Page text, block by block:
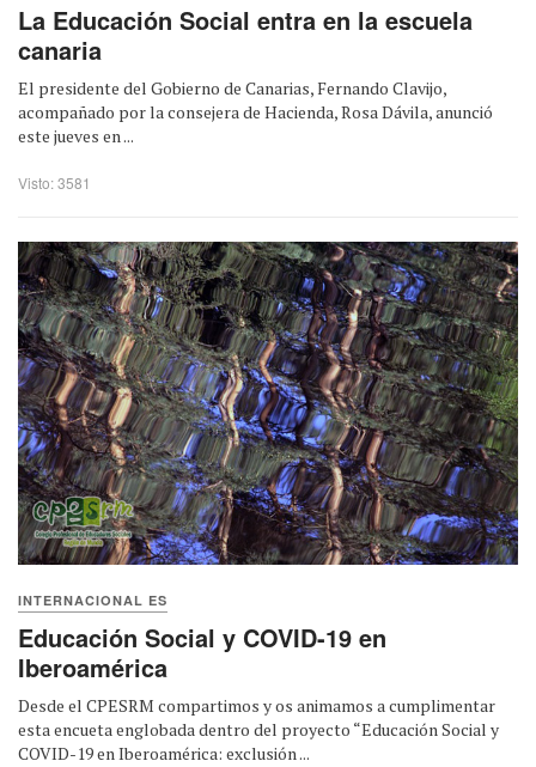
La Educación Social entra en la escuela
canaria
El presidente del Gobierno de Canarias, Fernando Clavijo,
acompañado por la consejera de Hacienda, Rosa Dávila, anunció
este jueves en ...
Visto: 3581
INTERNACIONAL ES
Educación Social y COVID-19 en
Iberoamérica
Desde el CPESRM compartimos y os animamos a cumplimentar
esta encueta englobada dentro del proyecto “Educación Social y
COVID-19 en Iberoamérica: exclusión ...